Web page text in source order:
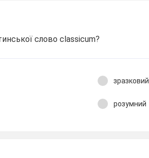
слово classicum?
зразковий
розумний